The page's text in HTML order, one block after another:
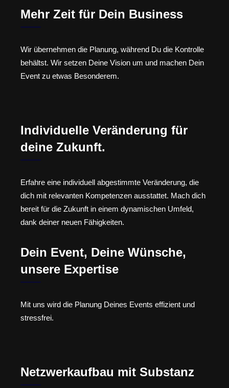
Mehr Zeit für Dein Business
Wir übernehmen die Planung, während Du die Kontrolle
behältst. Wir setzen Deine Vision um und machen Dein
Event zu etwas Besonderem.
Individuelle Veränderung für
deine Zukunft.
Erfahre eine individuell abgestimmte Veränderung, die
dich mit relevanten Kompetenzen ausstattet. Mach dich
bereit für die Zukunft in einem dynamischen Umfeld,
dank deiner neuen Fähigkeiten.
Dein Event, Deine Wünsche,
unsere Expertise
Mit uns wird die Planung Deines Events effizient und
stressfrei.
Netzwerkaufbau mit Substanz